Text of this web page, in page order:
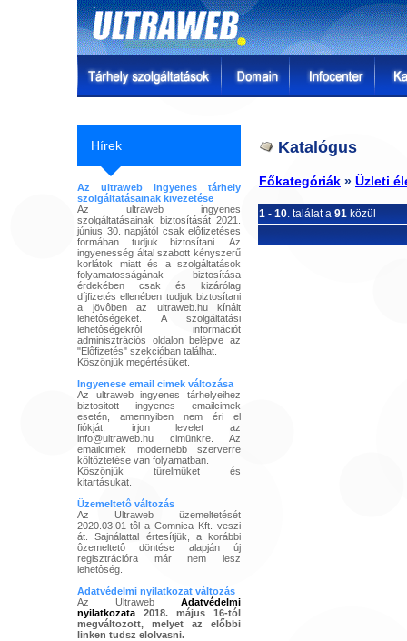
Hírek
Az ultraweb ingyenes tárhely
szolgáltatásainak kivezetése
Az ultraweb ingyenes
szolgáltatásainak biztosítását 2021.
június 30. napjától csak elôfizetéses
formában tudjuk biztosítani. Az
ingyenesség által szabott kényszerű
korlátok miatt és a szolgáltatások
folyamatosságának biztosítása
érdekében csak és kizárólag
díjfizetés ellenében tudjuk biztosítani
a jövôben az ultraweb.hu kínált
lehetôségeket. A szolgáltatási
lehetôségekrôl információt
adminisztrációs oldalon belépve az
"Elôfizetés" szekcióban találhat.
Köszönjük megértésüket.
Ingyenese email cimek változása
Az ultraweb ingyenes tárhelyeihez
biztositott ingyenes emailcimek
esetén, amennyiben nem éri el
fiókját, irjon levelet az
info@ultraweb.hu cimünkre. Az
emailcimek modernebb szerverre
költöztetése van folyamatban.
Köszönjük türelmüket és
kitartásukat.
Üzemeltetô változás
Az Ultraweb üzemeltetését
2020.03.01-tôl a Comnica Kft. veszi
át. Sajnálattal értesítjük, a korábbi
ôzemeltetô döntése alapján új
regisztrációra már nem lesz
lehetôség.
Adatvédelmi nyilatkozat változás
Az Ultraweb Adatvédelmi
nyilatkozata 2018. május 16-tól
megváltozott, melyet az előbbi
linken tudsz elolvasni.
Katalógus
Főkategóriák » Üzleti
1 - 10. találat a 91 közül